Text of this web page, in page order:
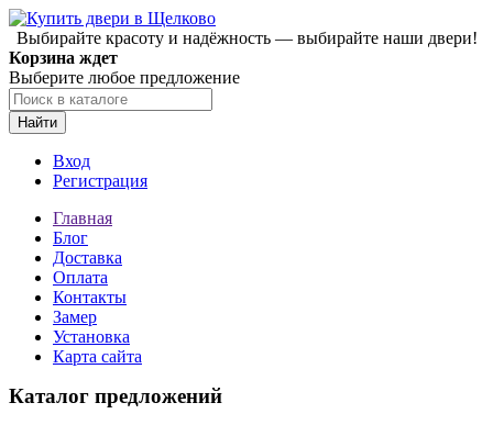
Выбирайте красоту и надёжность — выбирайте наши двери!
Корзина ждет
Выберите любое предложение
Найти
Вход
Регистрация
Главная
Блог
Доставка
Оплата
Контакты
Замер
Установка
Карта сайта
Каталог предложений